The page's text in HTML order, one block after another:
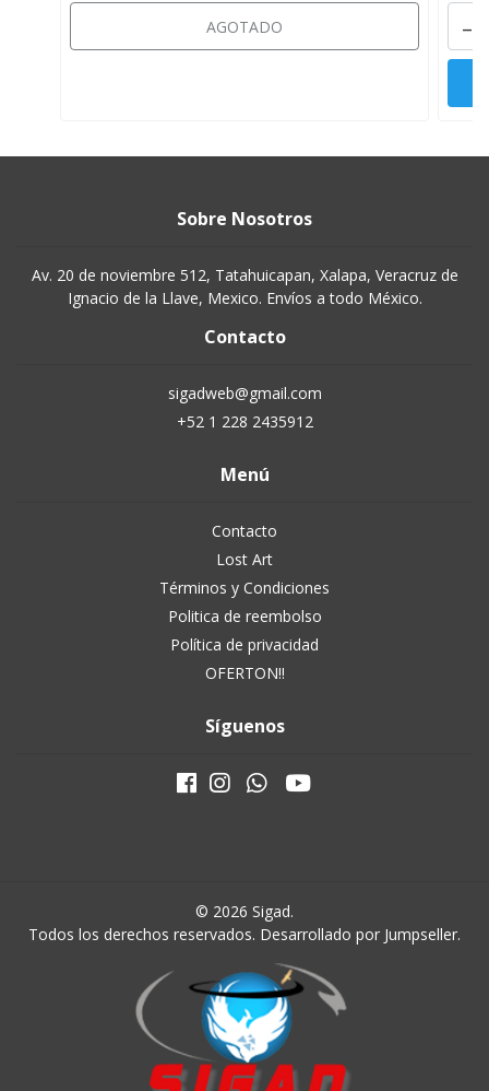
AGOTADO -
Sobre Nosotros
Av. 20 de noviembre 512, Tatahuicapan, Xalapa, Veracruz de
Ignacio de la Llave, Mexico. Envíos a todo México.
Contacto
sigadweb@gmail.com
+52 1 228 2435912
Menú
Contacto
Lost Art
Términos y Condiciones
Politica de reembolso
Política de privacidad
OFERTON!!
Síguenos
© 2026 Sigad.
Todos los derechos reservados. Desarrollado por Jumpseller.